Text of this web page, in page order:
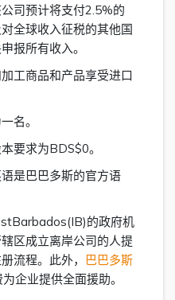
司预计将支付2.5%的
全球收入征税的其他国
报所有收入。
工商品和产品享受进口
名。
要求为BDS$0。
是巴巴多斯的官方语
的政府机
区成立离岸公司的人提
流程。此外，
巴巴多斯
企业提供全面援助。